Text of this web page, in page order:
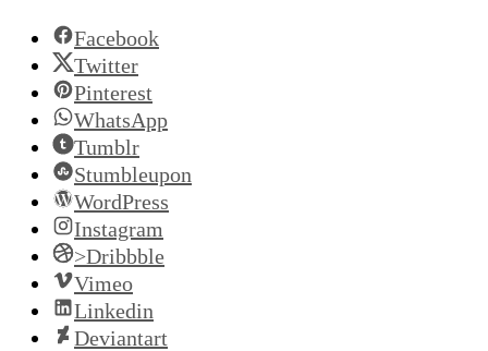
Facebook
Twitter
Pinterest
WhatsApp
Tumblr
Stumbleupon
WordPress
Instagram
>Dribbble
Vimeo
Linkedin
Deviantart